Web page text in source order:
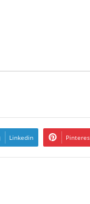
Linkedin